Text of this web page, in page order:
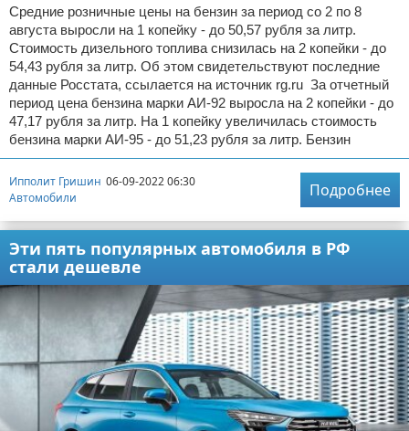
Средние розничные цены на бензин за период со 2 по 8
августа выросли на 1 копейку - до 50,57 рубля за литр.
Стоимость дизельного топлива снизилась на 2 копейки - до
54,43 рубля за литр. Об этом свидетельствуют последние
данные Росстата, ссылается на источник rg.ru За отчетный
период цена бензина марки АИ-92 выросла на 2 копейки - до
47,17 рубля за литр. На 1 копейку увеличилась стоимость
бензина марки АИ-95 - до 51,23 рубля за литр. Бензин
Ипполит Гришин 06-09-2022 06:30
Автомобили
Подробнее
Эти пять популярных автомобиля в РФ
стали дешевле